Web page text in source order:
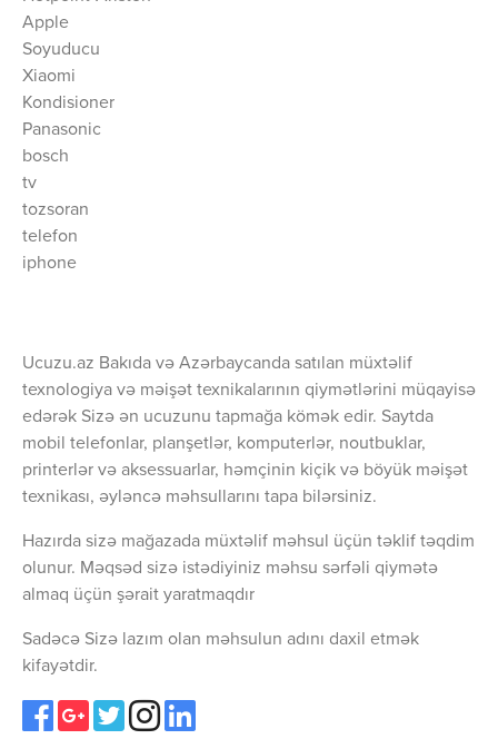
Apple
Soyuducu
Xiaomi
Kondisioner
Panasonic
bosch
tv
tozsoran
telefon
iphone
Ucuzu.az Bakıda və Azərbaycanda satılan müxtəlif
texnologiya və məişət texnikalarının qiymətlərini müqayisə
edərək Sizə ən ucuzunu tapmağa kömək edir. Saytda
mobil telefonlar, planşetlər, komputerlər, noutbuklar,
printerlər və aksessuarlar, həmçinin kiçik və böyük məişət
texnikası, əyləncə məhsullarını tapa bilərsiniz.
Hazırda sizə mağazada müxtəlif məhsul üçün təklif təqdim
olunur. Məqsəd sizə istədiyiniz məhsu sərfəli qiymətə
almaq üçün şərait yaratmaqdır
Sadəcə Sizə lazım olan məhsulun adını daxil etmək
kifayətdir.